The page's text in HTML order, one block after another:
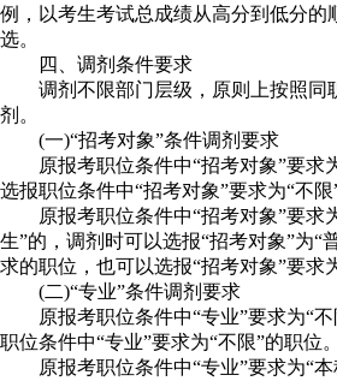
例，以考生考试总成绩从高分到低分的
选。
四、调剂条件要求
调剂不限部门层级，原则上按照同
剂。
(一)“招考对象”条件调剂要求
原报考职位条件中“招考对象”要求
选报职位条件中“招考对象”要求为“不限
原报考职位条件中“招考对象”要求
生”的，调剂时可以选报“招考对象”为“
求的职位，也可以选报“招考对象”要求
(二)“专业”条件调剂要求
原报考职位条件中“专业”要求为“不
职位条件中“专业”要求为“不限”的职位。
原报考职位条件中“专业”要求为“本